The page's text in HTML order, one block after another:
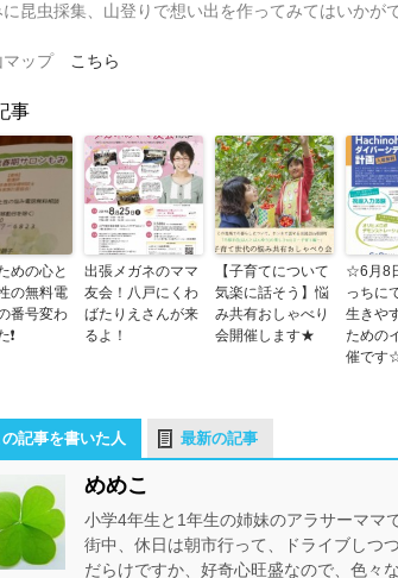
に昆虫採集、山登りで想い出を作ってみてはいかが
ップ こちら
事
めの心と
の無料電
番号変わ
❗
出張メガネのママ
友会！八戸にくわ
ばたりえさんが来
るよ！
【子育てについて
気楽に話そう】悩
み共有おしゃべり
会開催します★
☆6月8
っちに
生きや
ための
催です
の記事を書いた人 最新の記事
めめこ
小学4年生と1年生の姉妹のアラサーママ
街中、休日は朝市行って、ドライブしつ
だらけですか、好奇心旺盛なので、色々